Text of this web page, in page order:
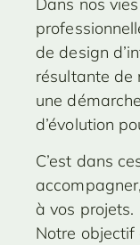
de design
résultante de
une
d’évolution
C’est dans
à vos projets.
Notre objectif